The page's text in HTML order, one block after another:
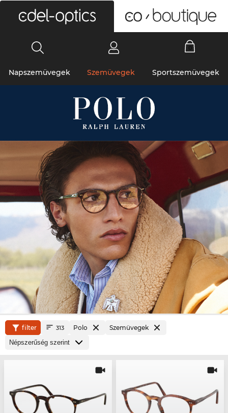
Napszemüvegek Szemüvegek Sportszemüvegek
filter 313 Polo Szemüvegek